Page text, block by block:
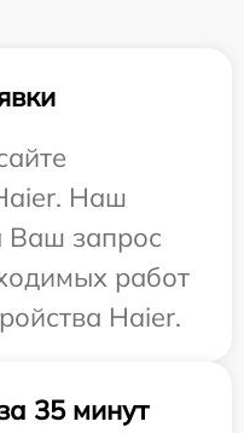
Наш
Ваш запрос
работ
Haier.
35 минут